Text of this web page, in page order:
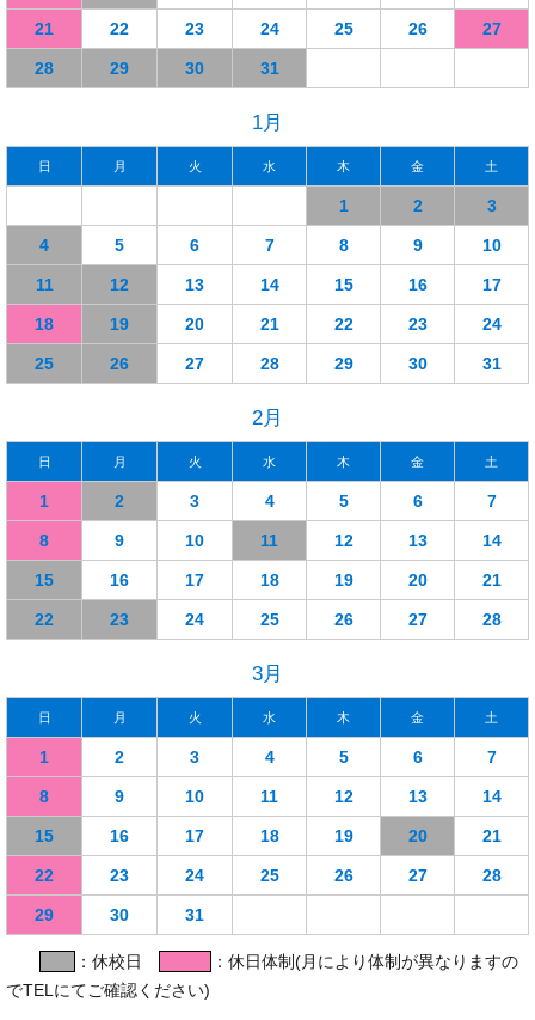
21 22 23 24 25 26 27
28 29 30 31
1月
日 月 火 水 木 金 土
1 2 3
4 5 6 7 8 9 10
11 12 13 14 15 16 17
18 19 20 21 22 23 24
25 26 27 28 29 30 31
2月
日 月 火 水 木 金 土
1 2 3 4 5 6 7
8 9 10 11 12 13 14
15 16 17 18 19 20 21
22 23 24 25 26 27 28
3月
日 月 火 水 木 金 土
1 2 3 4 5 6 7
8 9 10 11 12 13 14
15 16 17 18 19 20 21
22 23 24 25 26 27 28
29 30 31
：休校日
：休日体制(月により体制が異なりますの
でTELにてご確認ください)